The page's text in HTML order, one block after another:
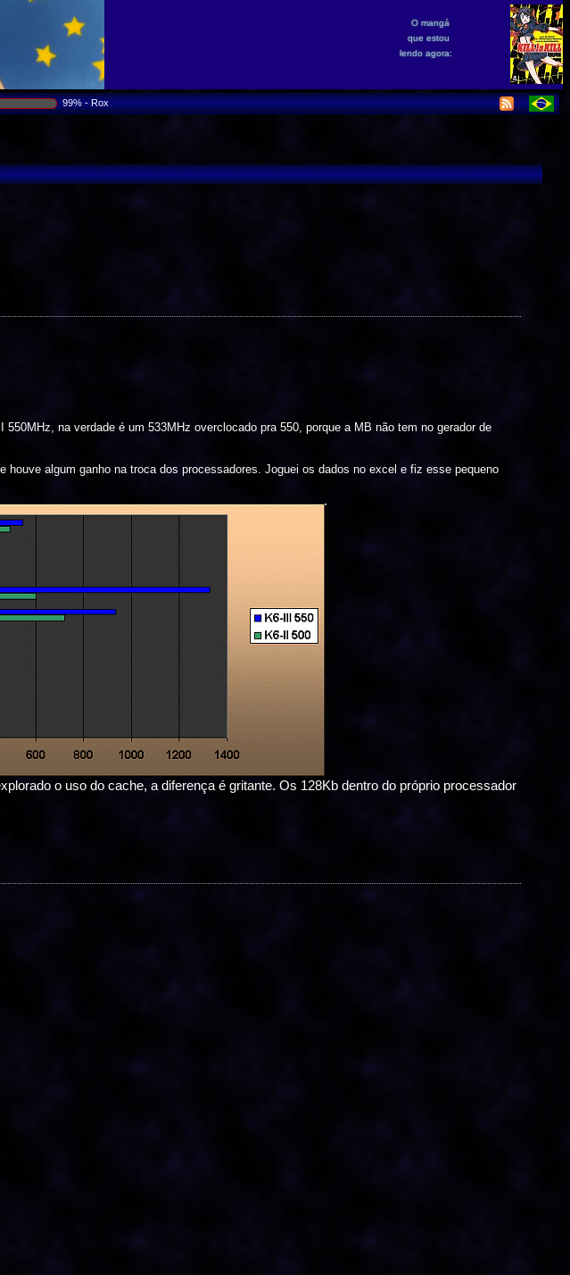
O mangá
que estou
lendo agora:
99% - Rox
na verdade é um 533MHz overclocado pra 550, porque a MB não tem no gerador de
algum ganho na troca dos processadores. Joguei os dados no excel e fiz esse pequeno
o uso do cache, a diferença é gritante. Os 128Kb dentro do próprio processador